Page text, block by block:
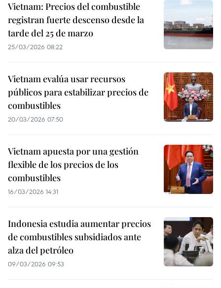
Vietnam: Precios del combustible
registran fuerte descenso desde la
tarde del 25 de marzo
25/03/2026 08:22
Vietnam evalúa usar recursos
públicos para estabilizar precios de
combustibles
20/03/2026 07:50
Vietnam apuesta por una gestión
flexible de los precios de los
combustibles
16/03/2026 14:31
Indonesia estudia aumentar precios
de combustibles subsidiados ante
alza del petróleo
09/03/2026 09:53